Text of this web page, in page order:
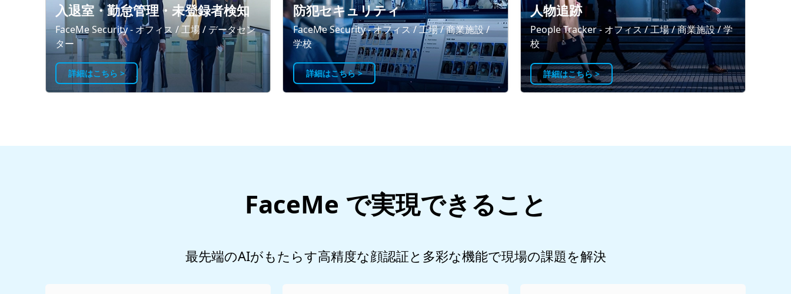
入退室・勤怠管理・未登録者検知
FaceMe Security - オフィス / 工場 / データセン
ター
詳細はこちら >
防犯セキュリティ
FaceMe Security - オフィス / 工場 / 商業施設 /
学校
詳細はこちら >
人物追跡
People Tracker - オフィス / 工場 / 商業施設 / 学
校
詳細はこちら >
FaceMe で実現できること
最先端のAIがもたらす高精度な顔認証と多彩な機能で現場の課題を解決